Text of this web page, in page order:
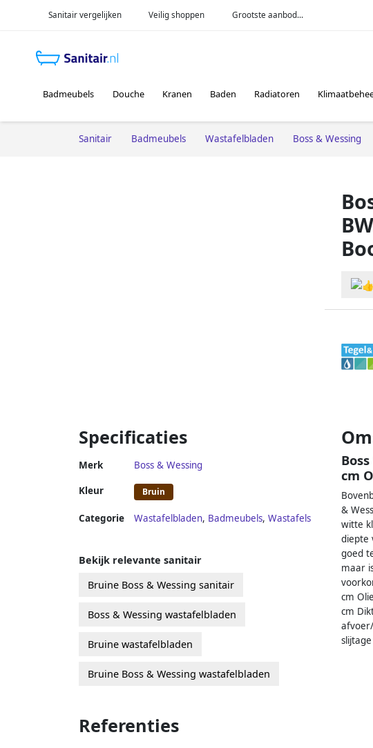
Sanitair vergelijken Veilig shoppen Grootste aanbod...
Badmeubels Douche Kranen Baden Radiatoren
Sanitair Badmeubels Wastafelbladen Boss & Wessing
Specificaties
Merk Boss & Wessing
Kleur Bruin
Categorie Wastafelbladen, Badmeubels, Wastafels
cm
&
witte
diepte
goed
maar
cm
cm
Bekijk relevante sanitair
Bruine Boss & Wessing sanitair
Boss & Wessing wastafelbladen
Bruine wastafelbladen
Bruine Boss & Wessing wastafelbladen
Referenties